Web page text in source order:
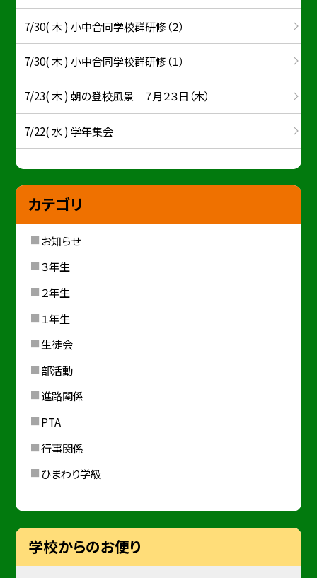
7/30( 木 ) 小中合同学校群研修（２）
7/30( 木 ) 小中合同学校群研修（１）
7/23( 木 ) 朝の登校風景 ７月２３日（木）
7/22( 水 ) 学年集会
カテゴリ
お知らせ
３年生
２年生
１年生
生徒会
部活動
進路関係
PTA
行事関係
ひまわり学級
学校からのお便り